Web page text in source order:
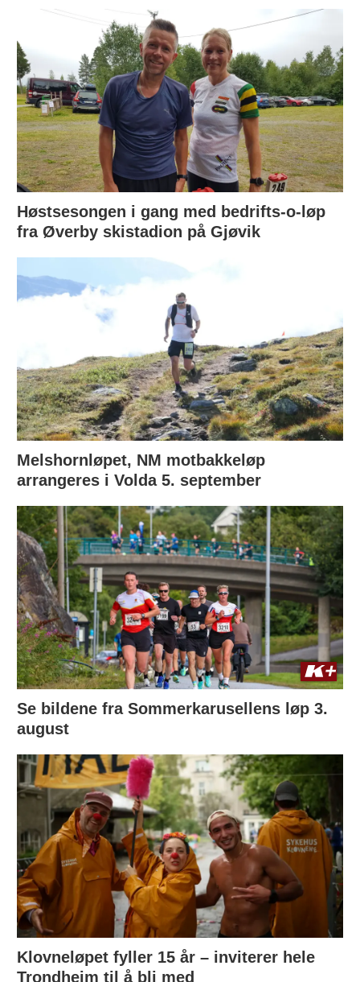
Høstsesongen i gang med bedrifts-o-løp
fra Øverby skistadion på Gjøvik
Melshornløpet, NM motbakkeløp
arrangeres i Volda 5. september
Se bildene fra Sommerkarusellens løp 3.
august
Klovneløpet fyller 15 år – inviterer hele
Trondheim til å bli med